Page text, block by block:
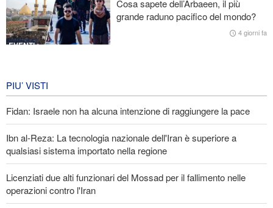
Gharibabadi: L'intesa tra Iran e Oman non significa la completa
riapertura dello Stretto di Hormuz
EVENTI
Cosa sapete dell’Arbaeen, il più
grande raduno pacifico del mondo?
4 giorni fa
EVENTI
PIU’ VISTI
Fidan: Israele non ha alcuna intenzione di raggiungere la pace
Ibn al-Reza: La tecnologia nazionale dell'Iran è superiore a
qualsiasi sistema importato nella regione
Licenziati due alti funzionari del Mossad per il fallimento nelle
operazioni contro l'Iran